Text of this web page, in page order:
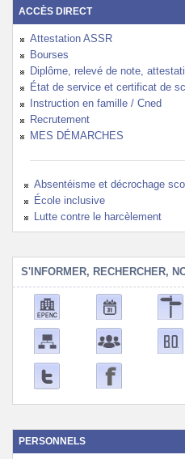
ACCÈS DIRECT
Attestation ASSR
Bourses
Diplôme, relevé de note,
État de service et certificat de
Instruction en famille / Cned
Recrutement
MES DÉMARCHES
Absentéisme et décrochage
École inclusive
Lutte contre le harcèlement
S'INFORMER, RECHERCHER,
PERSONNELS